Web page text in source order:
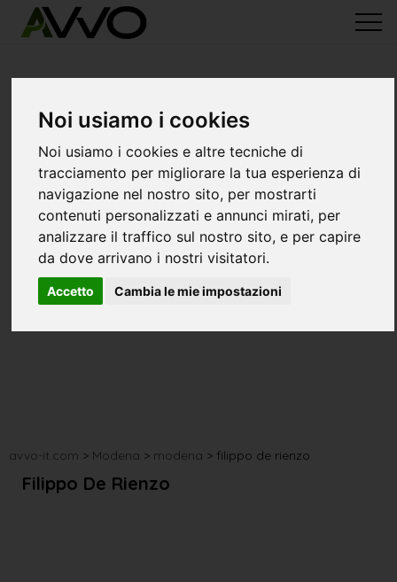
Noi usiamo i cookies
Noi usiamo i cookies e altre tecniche di
tracciamento per migliorare la tua esperienza di
navigazione nel nostro sito, per mostrarti
contenuti personalizzati e annunci mirati, per
analizzare il traffico sul nostro sito, e per capire
da dove arrivano i nostri visitatori.
Accetto Cambia le mie impostazioni
avvo-it.com > Modena > modena > filippo de rienzo
Filippo De Rienzo